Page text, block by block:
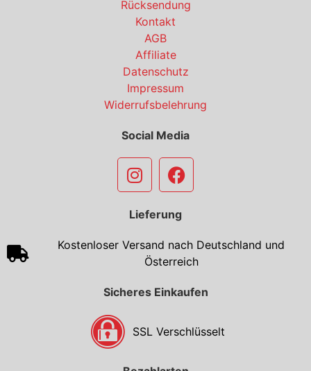
Rücksendung
Kontakt
AGB
Affiliate
Datenschutz
Impressum
Widerrufsbelehrung
Social Media
Lieferung
Kostenloser Versand nach Deutschland und
Österreich
Sicheres Einkaufen
SSL Verschlüsselt